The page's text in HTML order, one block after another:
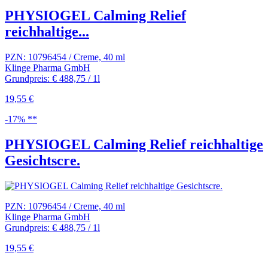
PHYSIOGEL Calming Relief
reichhaltige...
PZN: 10796454 / Creme, 40 ml
Klinge Pharma GmbH
Grundpreis: € 488,75 / 1l
19,55 €
-17% **
PHYSIOGEL Calming Relief reichhaltige
Gesichtscre.
PZN: 10796454 / Creme, 40 ml
Klinge Pharma GmbH
Grundpreis: € 488,75 / 1l
19,55 €